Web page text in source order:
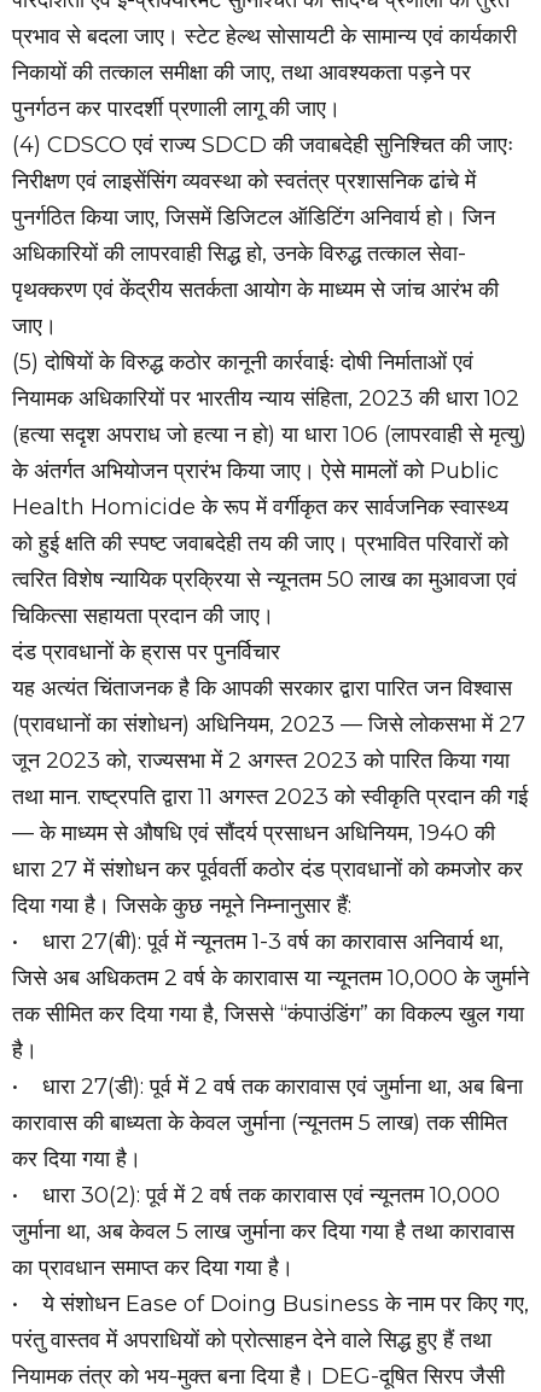
प्रभाव से बदला जाए। स्टेट हेल्थ सोसायटी के सामान्य एवं कार्यकारी
निकायों की तत्काल समीक्षा की जाए, तथा आवश्यकता पड़ने पर
पुनर्गठन कर पारदर्शी प्रणाली लागू की जाए।
(4) CDSCO एवं राज्य SDCD की जवाबदेही सुनिश्चित की जाएः
निरीक्षण एवं लाइसेंसिंग व्यवस्था को स्वतंत्र प्रशासनिक ढांचे में
पुनर्गठित किया जाए, जिसमें डिजिटल ऑडिटिंग अनिवार्य हो। जिन
अधिकारियों की लापरवाही सिद्ध हो, उनके विरुद्ध तत्काल सेवा-
पृथक्करण एवं केंद्रीय सतर्कता आयोग के माध्यम से जांच आरंभ की
जाए।
(5) दोषियों के विरुद्ध कठोर कानूनी कार्रवाईः दोषी निर्माताओं एवं
नियामक अधिकारियों पर भारतीय न्याय संहिता, 2023 की धारा 102
(हत्या सदृश अपराध जो हत्या न हो) या धारा 106 (लापरवाही से मृत्यु)
के अंतर्गत अभियोजन प्रारंभ किया जाए। ऐसे मामलों को Public
Health Homicide के रूप में वर्गीकृत कर सार्वजनिक स्वास्थ्य
को हुई क्षति की स्पष्ट जवाबदेही तय की जाए। प्रभावित परिवारों को
त्वरित विशेष न्यायिक प्रक्रिया से न्यूनतम ₹50 लाख का मुआवजा एवं
चिकित्सा सहायता प्रदान की जाए।
दंड प्रावधानों के ह्रास पर पुनर्विचार
यह अत्यंत चिंताजनक है कि आपकी सरकार द्वारा पारित जन विश्वास
(प्रावधानों का संशोधन) अधिनियम, 2023 — जिसे लोकसभा में 27
जून 2023 को, राज्यसभा में 2 अगस्त 2023 को पारित किया गया
तथा मान. राष्ट्रपति द्वारा 11 अगस्त 2023 को स्वीकृति प्रदान की गई
— के माध्यम से औषधि एवं सौंदर्य प्रसाधन अधिनियम, 1940 की
धारा 27 में संशोधन कर पूर्ववर्ती कठोर दंड प्रावधानों को कमजोर कर
दिया गया है। जिसके कुछ नमूने निम्नानुसार हैं:
• धारा 27(बी): पूर्व में न्यूनतम 1-3 वर्ष का कारावास अनिवार्य था,
जिसे अब अधिकतम 2 वर्ष के कारावास या न्यूनतम ₹10,000 के जुर्माने
तक सीमित कर दिया गया है, जिससे “कंपाउंडिंग” का विकल्प खुल गया
है।
• धारा 27(डी): पूर्व में 2 वर्ष तक कारावास एवं जुर्माना था, अब बिना
कारावास की बाध्यता के केवल जुर्माना (न्यूनतम ₹5 लाख) तक सीमित
कर दिया गया है।
• धारा 30(2): पूर्व में 2 वर्ष तक कारावास एवं न्यूनतम ₹10,000
जुर्माना था, अब केवल ₹5 लाख जुर्माना कर दिया गया है तथा कारावास
का प्रावधान समाप्त कर दिया गया है।
• ये संशोधन Ease of Doing Business के नाम पर किए गए,
परंतु वास्तव में अपराधियों को प्रोत्साहन देने वाले सिद्ध हुए हैं तथा
नियामक तंत्र को भय-मुक्त बना दिया है। DEG-दूषित सिरप जैसी